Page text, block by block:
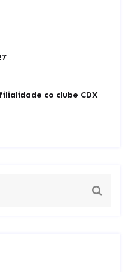
co clube CDX